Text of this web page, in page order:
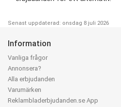
Senast uppdaterad: onsdag 8 juli 2026
Information
Vanliga frågor
Annonsera?
Alla erbjudanden
Varumärken
Reklambladerbjudanden.se App